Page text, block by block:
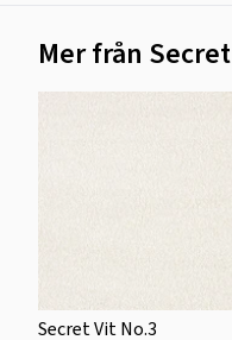
Mer från Secret
Secret Vit No.3